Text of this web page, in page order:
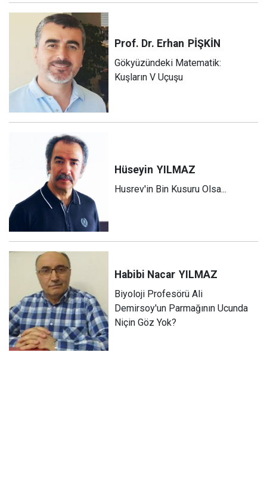
Prof. Dr. Erhan PİŞKİN
Gökyüzündeki Matematik:
Kuşların V Uçuşu
Hüseyin YILMAZ
Husrev'in Bin Kusuru Olsa...
Habibi Nacar YILMAZ
Biyoloji Profesörü Ali
Demirsoy'un Parmağının Ucunda
Niçin Göz Yok?